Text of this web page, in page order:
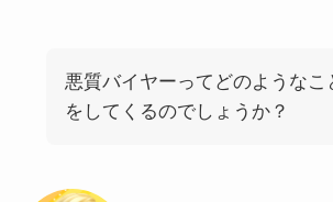
悪質バイヤーってどのようなこ
をしてくるのでしょうか？